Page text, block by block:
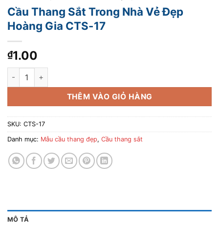
Cầu Thang Sắt Trong Nhà Vẻ Đẹp
Hoàng Gia CTS-17
₫1.00
Cầu Thang Sắt Trong Nhà Vẻ Đẹp Hoàng Gia CTS-17 số lượng
THÊM VÀO GIỎ HÀNG
SKU: CTS-17
Danh mục: Mẫu cầu thang đẹp, Cầu thang sắt
MÔ TẢ